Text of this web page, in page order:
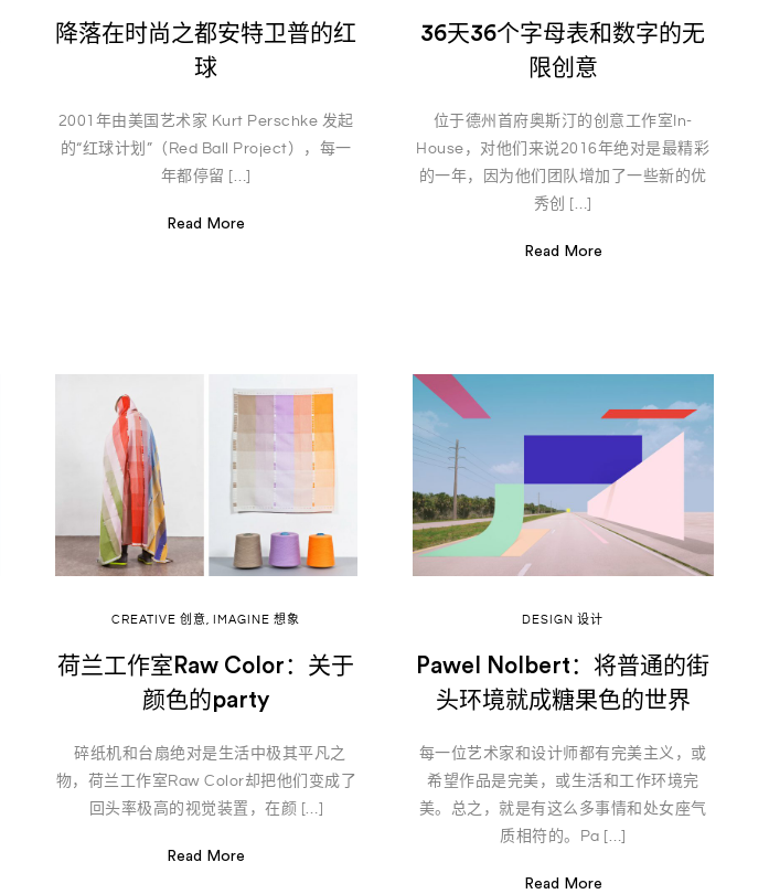
降落在时尚之都安特卫普的红
球
2001年由美国艺术家 Kurt Perschke 发起
的“红球计划”（Red Ball Project），每一
年都停留 […]
Read More
36天36个字母表和数字的无
限创意
位于德州首府奥斯汀的创意工作室In-
House，对他们来说2016年绝对是最精彩
的一年，因为他们团队增加了一些新的优
秀创 […]
Read More
CREATIVE 创意, IMAGINE 想象
荷兰工作室Raw Color：关于
颜色的party
碎纸机和台扇绝对是生活中极其平凡之
物，荷兰工作室Raw Color却把他们变成了
回头率极高的视觉装置，在颜 […]
Read More
DESIGN 设计
Pawel Nolbert：将普通的街
头环境就成糖果色的世界
每一位艺术家和设计师都有完美主义，或
希望作品是完美，或生活和工作环境完
美。总之，就是有这么多事情和处女座气
质相符的。Pa […]
Read More